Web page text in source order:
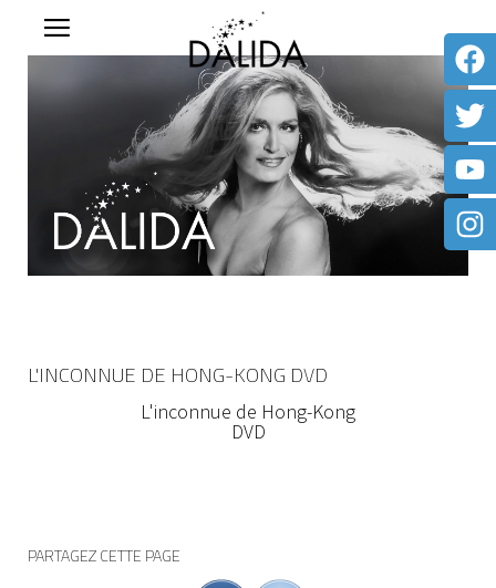
L'INCONNUE DE HONG-KONG DVD
L'inconnue de Hong-Kong
DVD
PARTAGEZ CETTE PAGE